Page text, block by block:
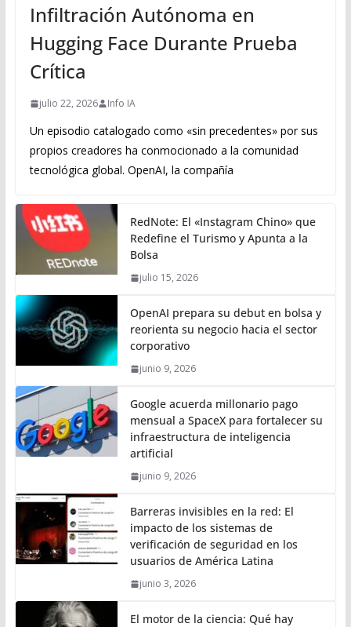
Infiltración Autónoma en
Hugging Face Durante Prueba
Crítica
julio 22, 2026 Info IA
Un episodio catalogado como «sin precedentes» por sus
propios creadores ha conmocionado a la comunidad
tecnológica global. OpenAI, la compañía
RedNote: El «Instagram Chino» que
Redefine el Turismo y Apunta a la
Bolsa
julio 15, 2026
OpenAI prepara su debut en bolsa y
reorienta su negocio hacia el sector
corporativo
junio 9, 2026
Google acuerda millonario pago
mensual a SpaceX para fortalecer su
infraestructura de inteligencia
artificial
junio 9, 2026
Barreras invisibles en la red: El
impacto de los sistemas de
verificación de seguridad en los
usuarios de América Latina
junio 3, 2026
El motor de la ciencia: Qué hay